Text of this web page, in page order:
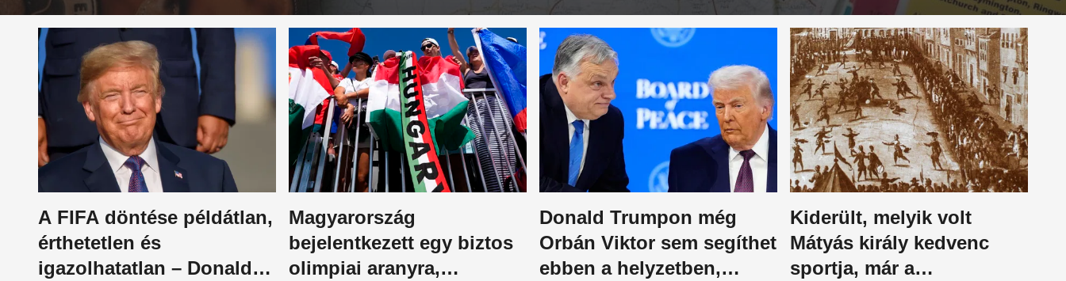
A FIFA döntése példátlan,
érthetetlen és
igazolhatatlan – Donald
Magyarország
bejelentkezett egy biztos
olimpiai aranyra,
Donald Trumpon még
Orbán Viktor sem segíthet
ebben a helyzetben,
Kiderült, melyik volt
Mátyás király kedvenc
sportja, már a